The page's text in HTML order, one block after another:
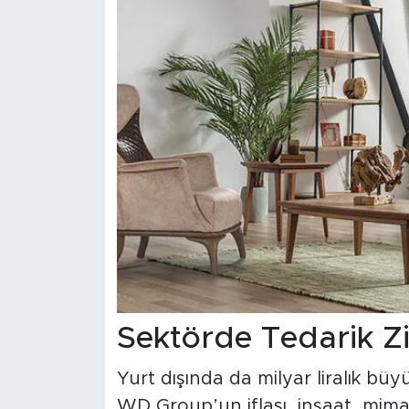
Sektörde Tedarik
Yurt dışında da milyar liralık